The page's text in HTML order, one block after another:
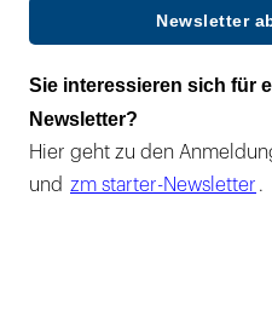
Newsletter
Sie interessieren sich für
Newsletter?
Hier geht zu den
und zm starter-Newsletter .